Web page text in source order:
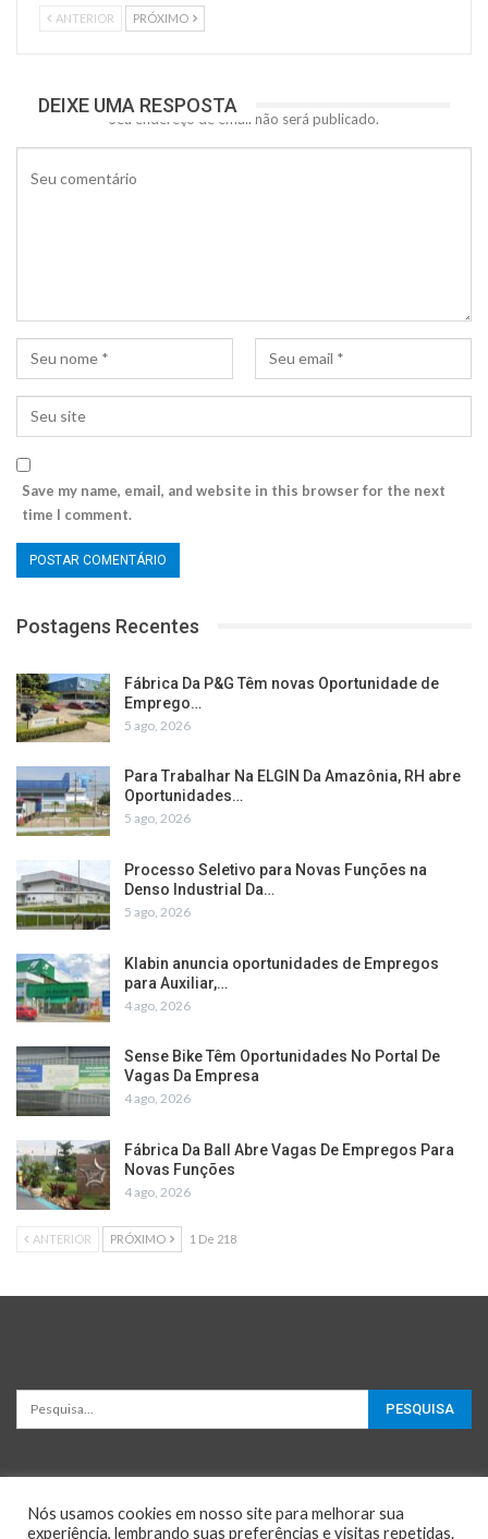
ANTERIOR PRÓXIMO
DEIXE UMA RESPOSTA
Seu endereço de email não será publicado.
Save my name, email, and website in this browser for the next
time I comment.
Postagens Recentes
Fábrica Da P&G Têm novas Oportunidade de
Emprego…
5 ago, 2026
Para Trabalhar Na ELGIN Da Amazônia, RH abre
Oportunidades…
5 ago, 2026
Processo Seletivo para Novas Funções na
Denso Industrial Da…
5 ago, 2026
Klabin anuncia oportunidades de Empregos
para Auxiliar,…
4 ago, 2026
Sense Bike Têm Oportunidades No Portal De
Vagas Da Empresa
4 ago, 2026
Fábrica Da Ball Abre Vagas De Empregos Para
Novas Funções
4 ago, 2026
ANTERIOR PRÓXIMO 1 De 218
Nós usamos cookies em nosso site para melhorar sua
experiência, lembrando suas preferências e visitas repetidas.